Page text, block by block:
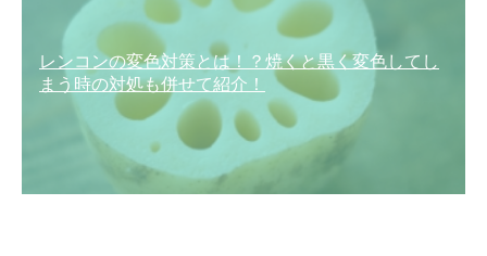
レンコンの変色対策とは！？焼くと黒く変色してし
まう時の対処も併せて紹介！